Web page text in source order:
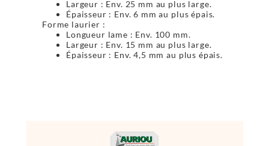
Largeur : Env. 25 mm au plus large.
Épaisseur : Env. 6 mm au plus épais.
Forme laurier :
Longueur lame : Env. 100 mm.
Largeur : Env. 15 mm au plus large.
Épaisseur : Env. 4,5 mm au plus épais.